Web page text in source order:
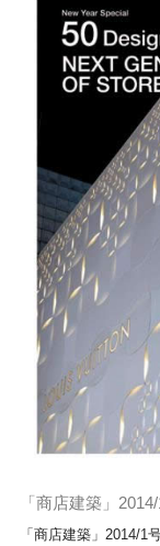
「商店建築」
「商店建築」2014/1